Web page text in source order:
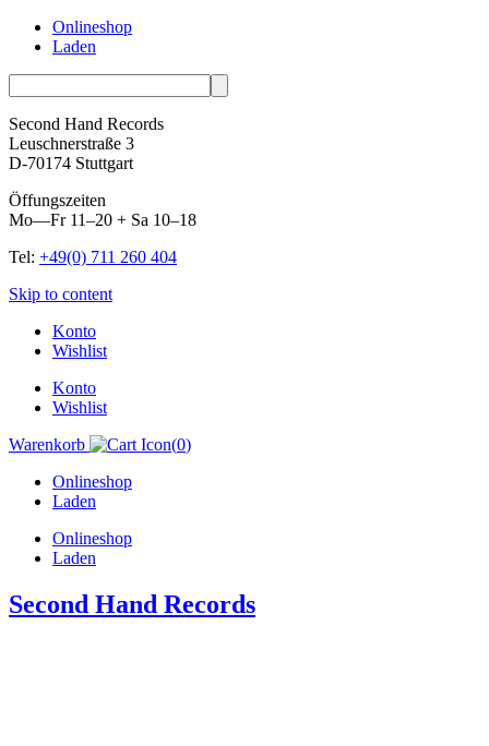
Onlineshop
Laden
Second Hand Records
Leuschnerstraße 3
D-70174 Stuttgart
Öffungszeiten
Mo—Fr 11–20 + Sa 10–18
Tel: +49(0) 711 260 404
Skip to content
Konto
Wishlist
Konto
Wishlist
Warenkorb
(0)
Onlineshop
Laden
Onlineshop
Laden
Second Hand Records